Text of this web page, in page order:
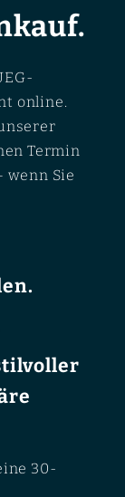
online.
Termin
wenn Sie
30-